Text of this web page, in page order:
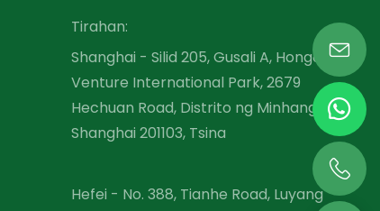
Tirahan:
Shanghai - Silid 205, Gusali A, Hongqiao
Venture International Park, 2679
Hechuan Road, Distrito ng Minhang,
Shanghai 201103, Tsina
Hefei - No. 388, Tianhe Road, Luyang